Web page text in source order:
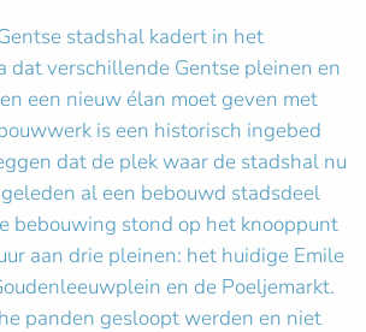
stadshal kadert in het
dat verschillende Gentse pleinen en
een nieuw élan moet geven met
is een historisch ingebed
dat de plek waar de stadshal nu
al een bebouwd stadsdeel
bebouwing stond op het knooppunt
aan drie pleinen: het huidige Emile
en de Poeljemarkt.
panden gesloopt werden en niet